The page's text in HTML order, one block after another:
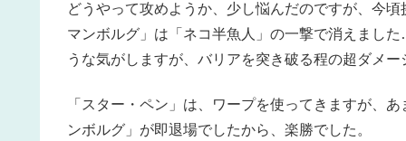
どうやって攻めようか、少し悩んだのですが、今
マンボルグ」は「ネコ半魚人」の一撃で消えまし
うな気がしますが、バリアを突き破る程の超ダメー
「スター・ペン」は、ワープを使ってきますが、
ンボルグ」が即退場でしたから、楽勝でした。